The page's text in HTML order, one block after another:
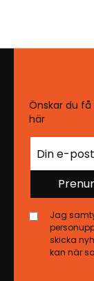
Önskar du
här
Jag
skicka
kan när